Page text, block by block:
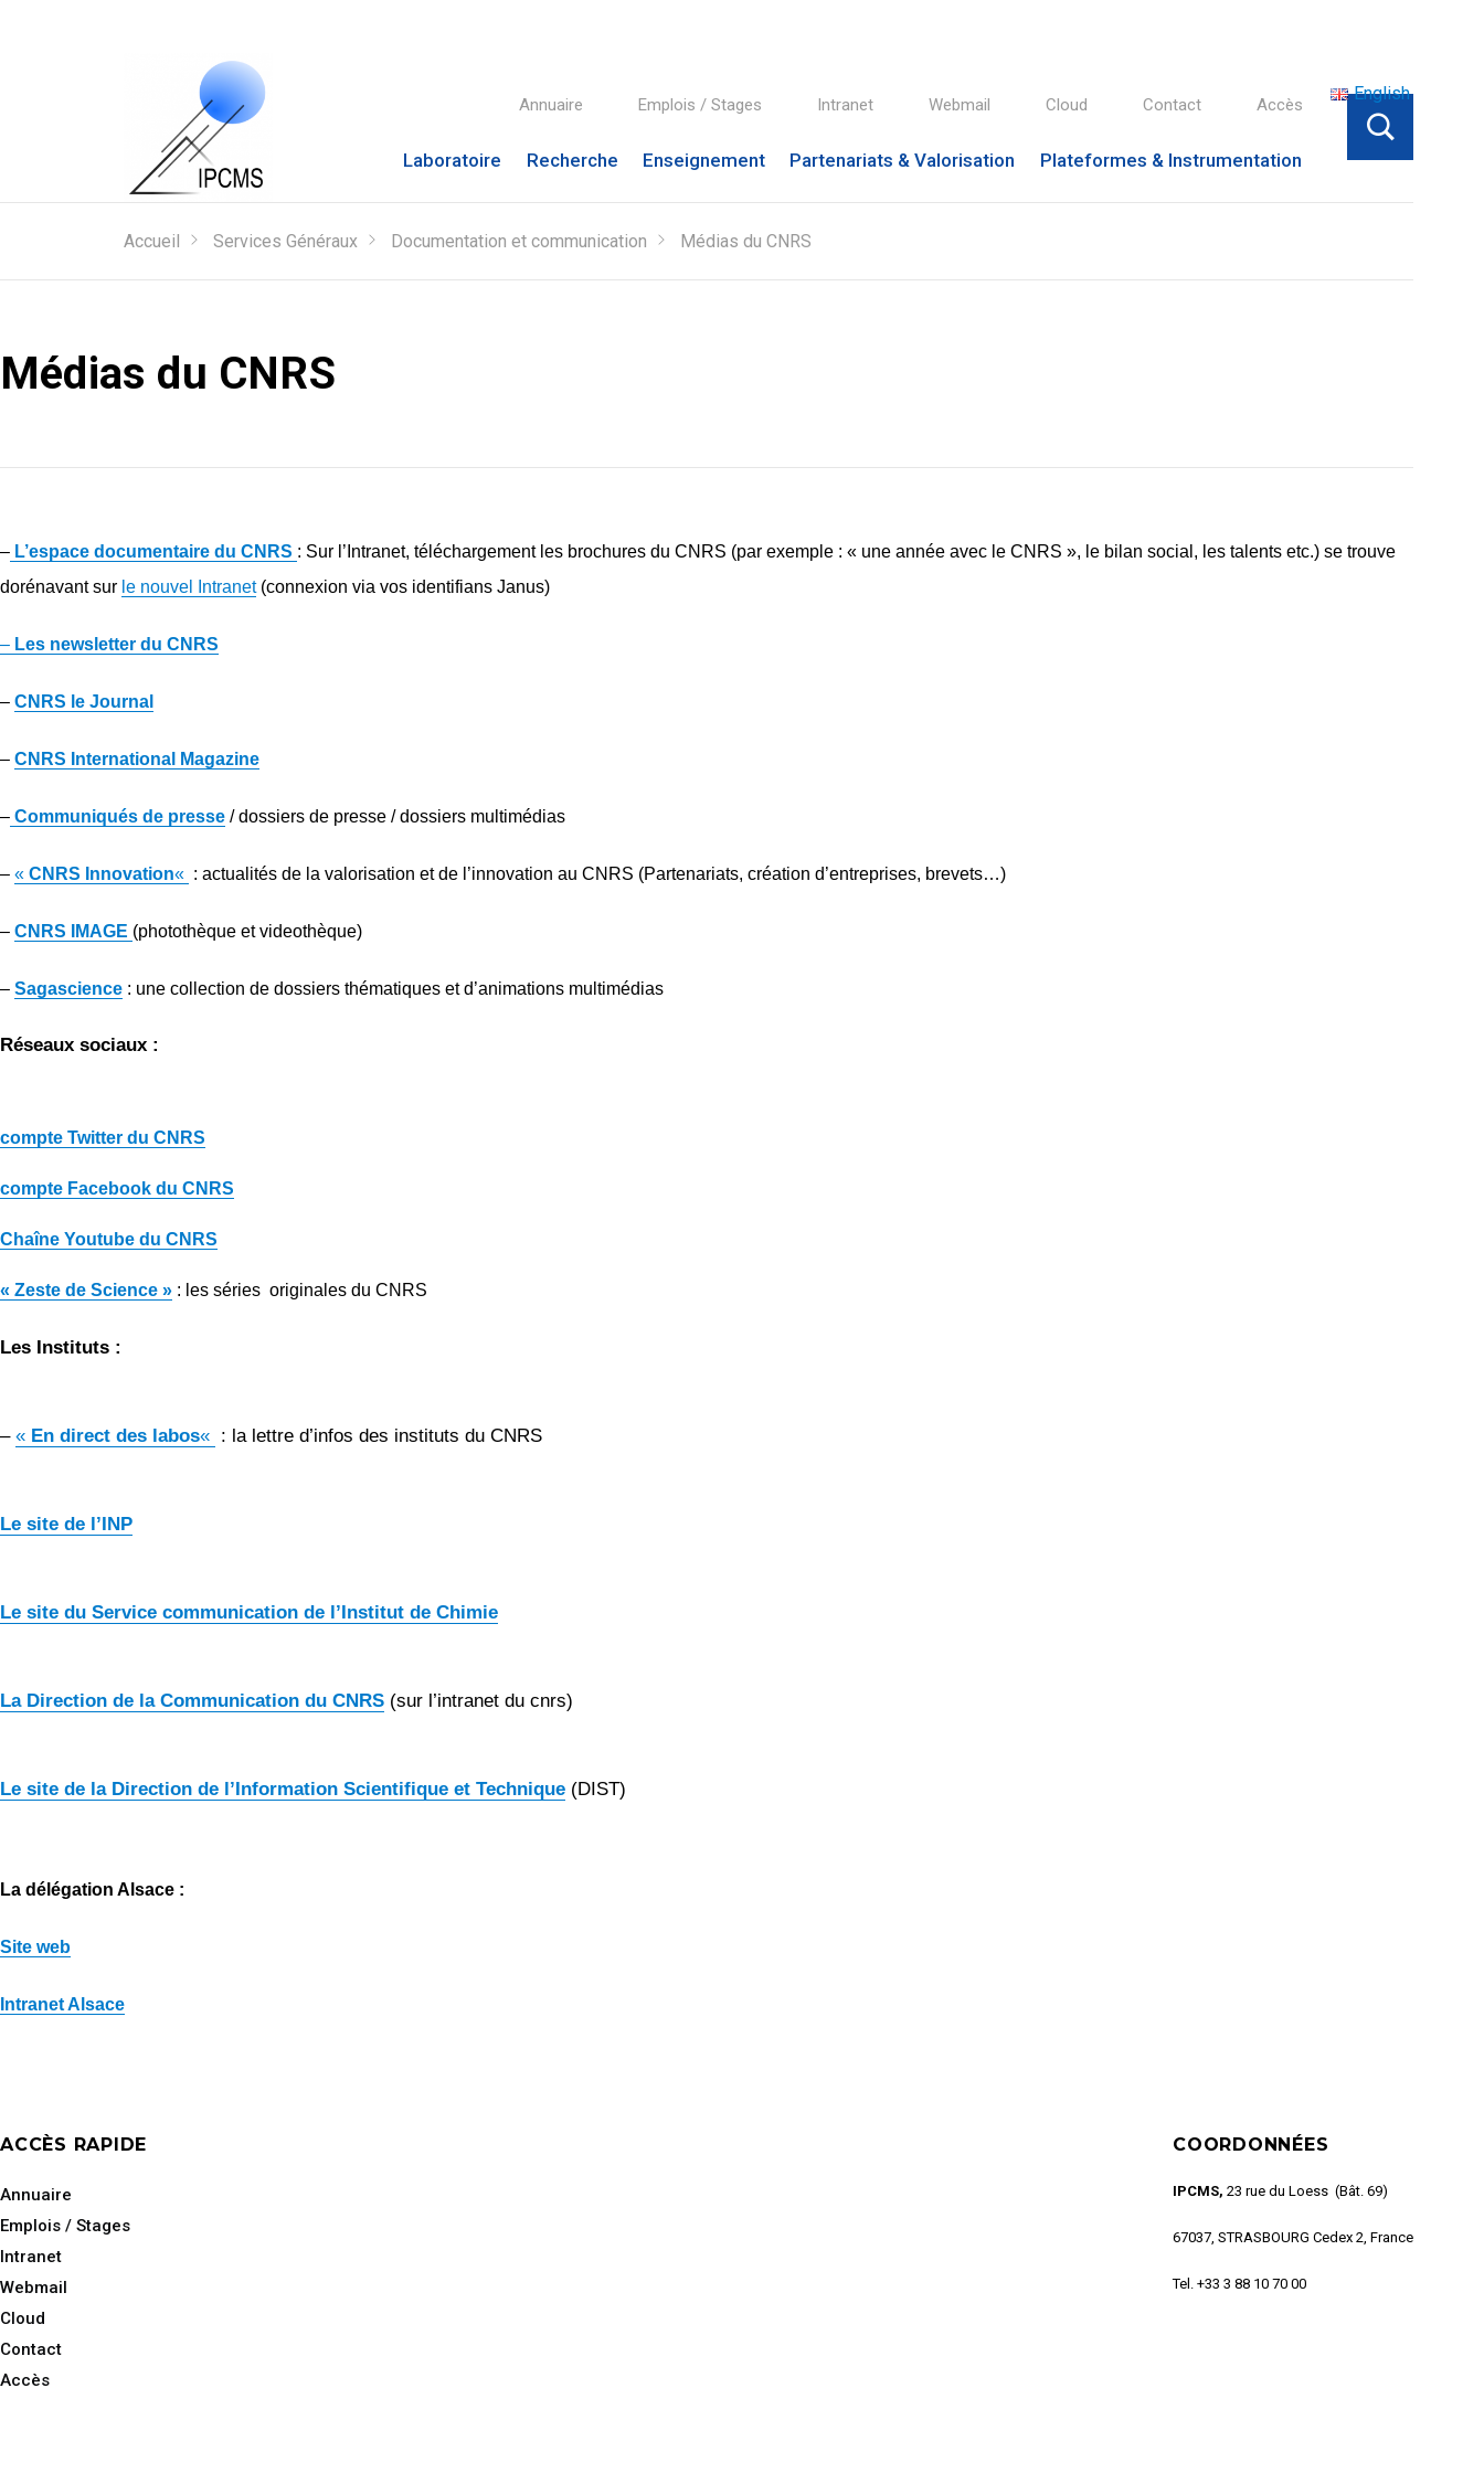
English
Annuaire Emplois / Stages Intranet Webmail Cloud Contact Accès
Laboratoire Recherche Enseignement Partenariats & Valorisation Plateformes & Instrumentation
Accueil Services Généraux Documentation et communication Médias du CNRS
Médias du CNRS
– L’espace documentaire du CNRS : Sur l’Intranet, téléchargement les brochures du CNRS (par exemple : « une année avec le CNRS », le bilan social, les talents etc.) se trouve
dorénavant sur le nouvel Intranet(connexion via vos identifians Janus)
– Les newsletter du CNRS
– CNRS le Journal
– CNRS International Magazine
– Communiqués de presse / dossiers de presse / dossiers multimédias
– « CNRS Innovation« : actualités de la valorisation et de l’innovation au CNRS (Partenariats, création d’entreprises, brevets…)
– CNRS IMAGE (photothèque et videothèque)
– Sagascience : une collection de dossiers thématiques et d’animations multimédias
Réseaux sociaux :
compte Twitter du CNRS
compte Facebook du CNRS
Chaîne Youtube du CNRS
« Zeste de Science » : les séries originales du CNRS
Les Instituts :
– « En direct des labos« : la lettre d’infos des instituts du CNRS
Le site de l’INP
Le site du Service communication de l’Institut de Chimie
La Direction de la Communication du CNRS (sur l’intranet du cnrs)
Le site de la Direction de l’Information Scientifique et Technique (DIST)
La délégation Alsace :
Site web
Intranet Alsace
ACCÈS RAPIDE
Annuaire
Emplois / Stages
Intranet
Webmail
Cloud
Contact
Accès
COORDONNÉES
IPCMS, 23 rue du Loess (Bât. 69)
67037, STRASBOURG Cedex 2, France
Tel. +33 3 88 10 70 00